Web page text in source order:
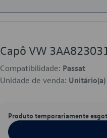
Capô VW
Compatibilidade: Passat
Unidade de venda: Unitário(a)
Produto temporariamente